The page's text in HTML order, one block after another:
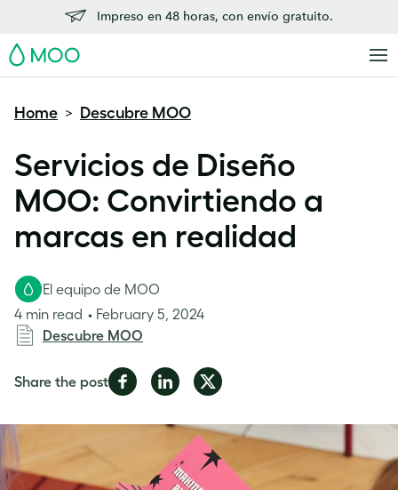
Impreso en 48 horas, con envío gratuito.
MOO
Home > Descubre MOO
Servicios de Diseño
MOO: Convirtiendo a
marcas en realidad
El equipo de MOO
4 min read
February 5, 2024
Descubre MOO
Share the postShare
Facebook
Share
LinkedIn
Share
Twitter